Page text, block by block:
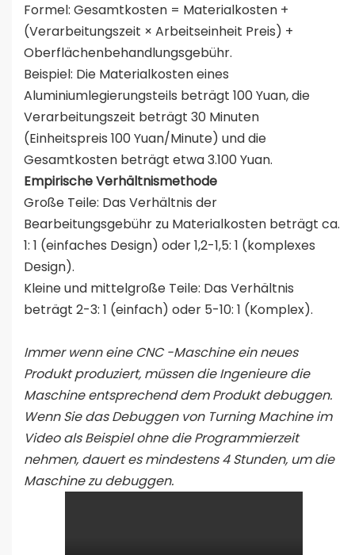
Formel: Gesamtkosten = Materialkosten +
(Verarbeitungszeit × Arbeitseinheit Preis) +
Oberflächenbehandlungsgebühr.
Beispiel: Die Materialkosten eines
Aluminiumlegierungsteils beträgt 100 Yuan, die
Verarbeitungszeit beträgt 30 Minuten
(Einheitspreis 100 Yuan/Minute) und die
Gesamtkosten beträgt etwa 3.100 Yuan.
Empirische Verhältnismethode
Große Teile: Das Verhältnis der
Bearbeitungsgebühr zu Materialkosten beträgt ca.
1: 1 (einfaches Design) oder 1,2-1,5: 1 (komplexes
Design).
Kleine und mittelgroße Teile: Das Verhältnis
beträgt 2-3: 1 (einfach) oder 5-10: 1 (Komplex).
Immer wenn eine CNC -Maschine ein neues
Produkt produziert, müssen die Ingenieure die
Maschine entsprechend dem Produkt debuggen.
Wenn Sie das Debuggen von Turning Machine im
Video als Beispiel ohne die Programmierzeit
nehmen, dauert es mindestens 4 Stunden, um die
Maschine zu debuggen.